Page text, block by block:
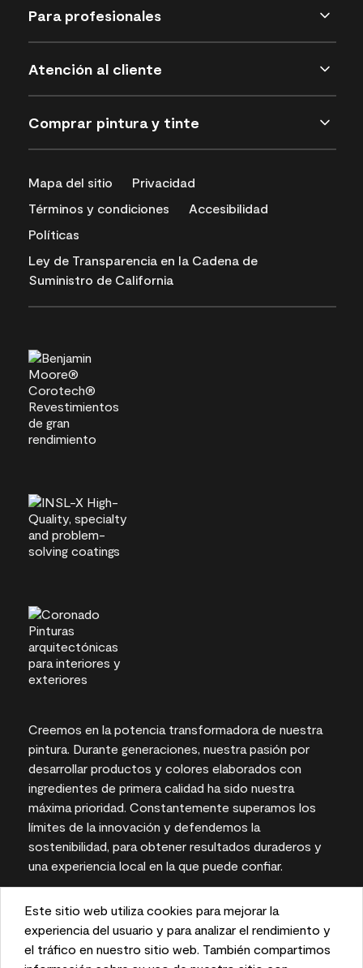
This website uses cookies to enhance user experience
and to analyze performance and traffic on our website.
Este sitio web utiliza cookies para mejorar la
experiencia del usuario y para analizar el rendimiento y
el tráfico en nuestro sitio web. También compartimos
Para profesionales
Atención al cliente
Comprar pintura y tinte
Mapa del sitio
Privacidad
Términos y condiciones
Accesibilidad
Políticas
Ley de Transparencia en la Cadena de
Suministro de California
Creemos en la potencia transformadora de nuestra
pintura. Durante generaciones, nuestra pasión por
desarrollar productos y colores elaborados con
ingredientes de primera calidad ha sido nuestra
máxima prioridad. Constantemente superamos los
límites de la innovación y defendemos la
sostenibilidad, para obtener resultados duraderos y
una experiencia local en la que puede confiar.
Las representaciones del color en pantallas e
impresas pueden variar con respecto a los colores